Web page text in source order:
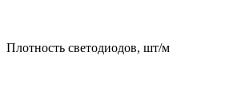
Плотность светодиодов, шт/м